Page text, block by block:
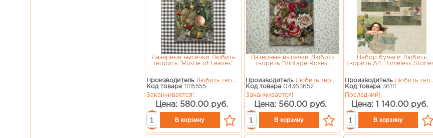
Лазерные высечки Любить
творить "Rustle of Leaves"
Производитель Любить творить
Код товара 11115555
Заканчивается!
Цена: 580.00 руб.
Лазерные высечки Любить
творить "Vintage Roses"
Производитель Любить творить
Код товара04363652
Заканчивается!
Цена: 560.00 руб.
Набор бумаги Любить
творить А4 "Timeless
Производитель Любить творить
Код товара36111
Последний!
Цена: 1 140.00 руб.